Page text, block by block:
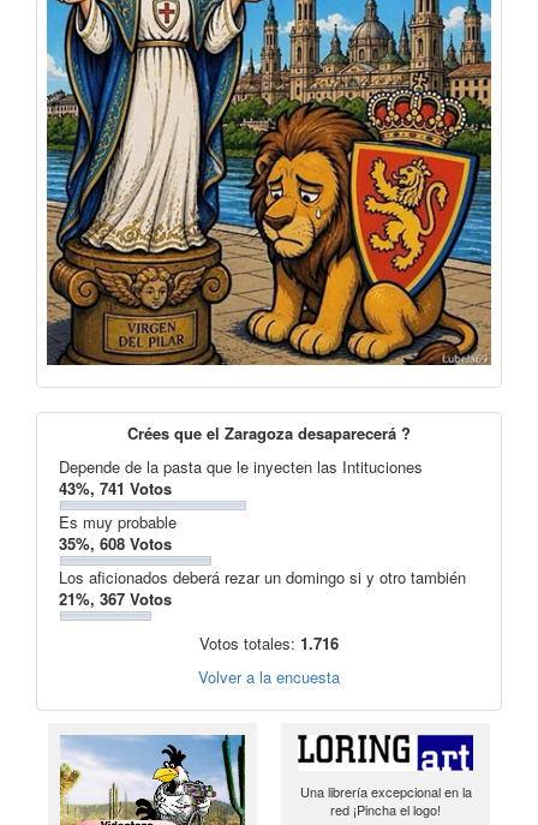
Crées que el Zaragoza desaparecerá ?
Depende de la pasta que le inyecten las Intituciones
43%, 741 Votos
Es muy probable
35%, 608 Votos
Los aficionados deberá rezar un domingo si y otro también
21%, 367 Votos
Votos totales: 1.716
Volver a la encuesta
Una librería excepcional en la
red ¡Pincha el logo!